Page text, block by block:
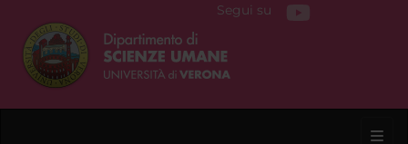
Segui su